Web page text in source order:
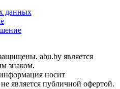
данных
abu.by является
знаком.
носит
является публичной офертой.